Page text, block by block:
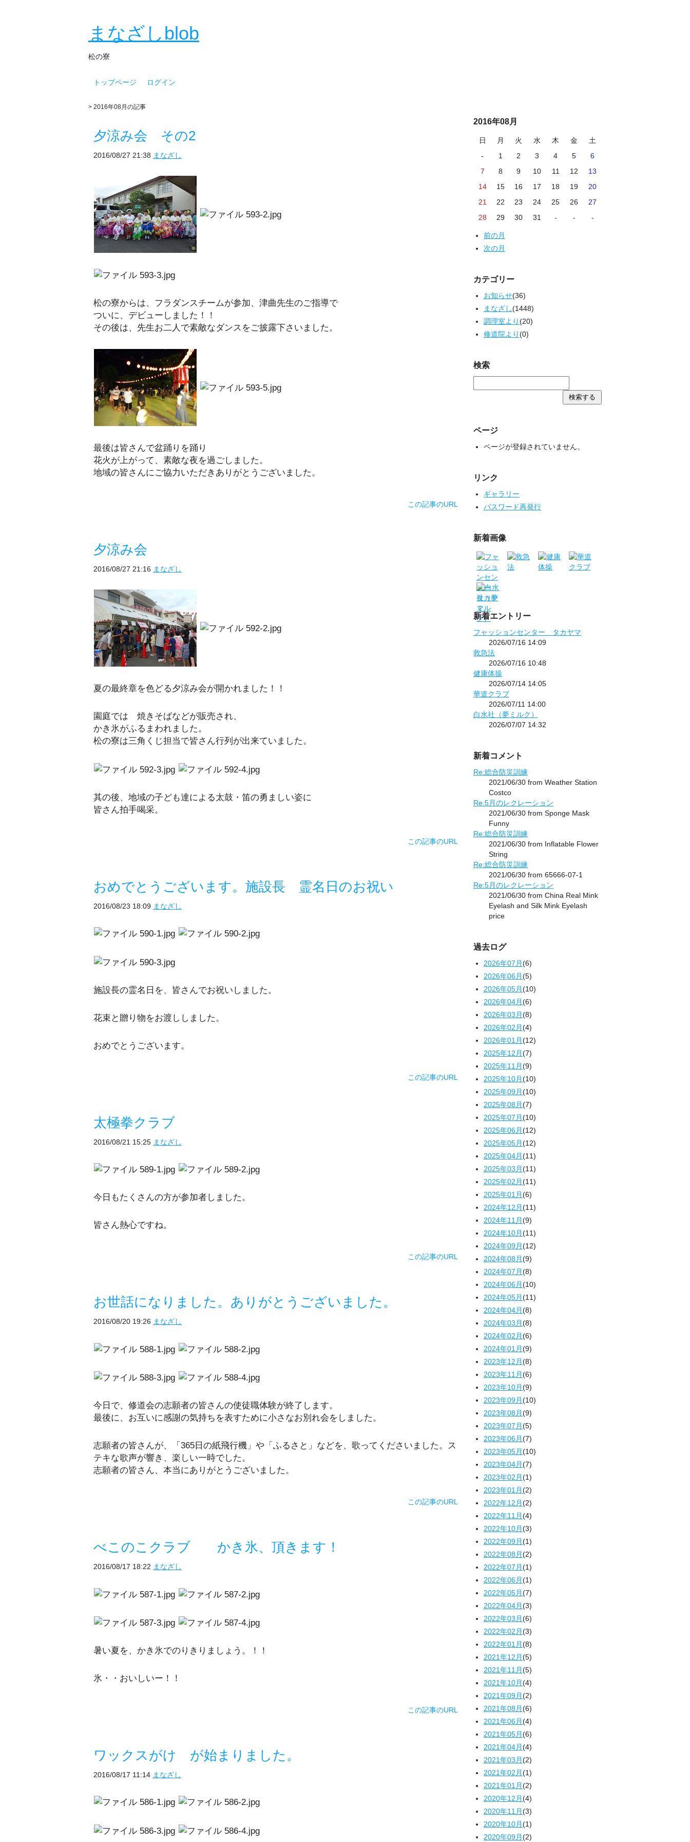
まなざしblob
松の寮
トップページ ログイン
> 2016年08月の記事
夕涼み会 その2
2016/08/27 21:38 まなざし
松の寮からは、フラダンスチームが参加、津曲先生のご指導で
ついに、デビューしました！！
その後は、先生お二人で素敵なダンスをご披露下さいました。
最後は皆さんで盆踊りを踊り
花火が上がって、素敵な夜を過ごしました。
地域の皆さんにご協力いただきありがとうございました。
この記事のURL
夕涼み会
2016/08/27 21:16 まなざし
夏の最終章を色どる夕涼み会が開かれました！！
園庭では 焼きそばなどが販売され、
かき氷がふるまわれました。
松の寮は三角くじ担当で皆さん行列が出来ていました。
其の後、地域の子ども達による太鼓・笛の勇ましい姿に
皆さん拍手喝采。
この記事のURL
おめでとうございます。施設長 霊名日のお祝い
2016/08/23 18:09 まなざし
施設長の霊名日を、皆さんでお祝いしました。
花束と贈り物をお渡ししました。
おめでとうございます。
この記事のURL
太極拳クラブ
2016/08/21 15:25 まなざし
今日もたくさんの方が参加者しました。
皆さん熱心ですね。
この記事のURL
お世話になりました。ありがとうございました。
2016/08/20 19:26 まなざし
今日で、修道会の志願者の皆さんの使徒職体験が終了します。
最後に、お互いに感謝の気持ちを表すために小さなお別れ会をしました。
志願者の皆さんが、「365日の紙飛行機」や「ふるさと」などを、歌ってくださいました。ス
テキな歌声が響き、楽しい一時でした。
志願者の皆さん、本当にありがとうございました。
この記事のURL
べこのこクラブ かき氷、頂きます！
2016/08/17 18:22 まなざし
暑い夏を、かき氷でのりきりましょう。！！
氷・・おいしいー！！
この記事のURL
ワックスがけ が始まりました。
2016/08/17 11:14 まなざし
2016年08月
日 月 火 水 木 金
土
-
1 2 3 4 5
6
7
8 9 10 11 12
13
14
15 16 17 18 19
20
21
22 23 24 25 26
27
28
29 30 31 - - -
前の月
次の月
カテゴリー
お知らせ(36)
まなざし(1448)
調理室より(20)
修道院より(0)
検索
ページ
ページが登録されていません。
リンク
ギャラリー
パスワード再発行
新着画像
新着エントリー
フャッションセンター タカヤマ
2026/07/16 14:09
救急法
2026/07/16 10:48
健康体操
2026/07/14 14:05
華道クラブ
2026/07/11 14:00
白水社（夢ミルク）
2026/07/07 14:32
新着コメント
Re:総合防災訓練
2021/06/30 from Weather Station
Costco
Re:5月のレクレーション
2021/06/30 from Sponge Mask
Funny
Re:総合防災訓練
2021/06/30 from Inflatable Flower
String
Re:総合防災訓練
2021/06/30 from 65666-07-1
Re:5月のレクレーション
2021/06/30 from China Real Mink
Eyelash and Silk Mink Eyelash
price
過去ログ
2026年07月(6)
2026年06月(5)
2026年05月(10)
2026年04月(6)
2026年03月(8)
2026年02月(4)
2026年01月(12)
2025年12月(7)
2025年11月(9)
2025年10月(10)
2025年09月(10)
2025年08月(7)
2025年07月(10)
2025年06月(12)
2025年05月(12)
2025年04月(11)
2025年03月(11)
2025年02月(11)
2025年01月(6)
2024年12月(11)
2024年11月(9)
2024年10月(11)
2024年09月(12)
2024年08月(9)
2024年07月(8)
2024年06月(10)
2024年05月(11)
2024年04月(8)
2024年03月(8)
2024年02月(6)
2024年01月(9)
2023年12月(8)
2023年11月(6)
2023年10月(9)
2023年09月(10)
2023年08月(9)
2023年07月(5)
2023年06月(7)
2023年05月(10)
2023年04月(7)
2023年02月(1)
2023年01月(2)
2022年12月(2)
2022年11月(4)
2022年10月(3)
2022年09月(1)
2022年08月(2)
2022年07月(1)
2022年06月(1)
2022年05月(7)
2022年04月(3)
2022年03月(6)
2022年02月(3)
2022年01月(8)
2021年12月(5)
2021年11月(5)
2021年10月(4)
2021年09月(2)
2021年08月(6)
2021年06月(4)
2021年05月(6)
2021年04月(4)
2021年03月(2)
2021年02月(1)
2021年01月(2)
2020年12月(4)
2020年11月(3)
2020年10月(1)
2020年09月(2)